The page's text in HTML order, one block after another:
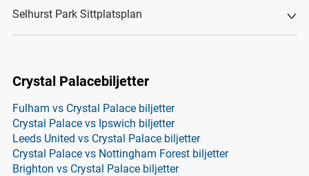
Selhurst Park Sittplatsplan
Crystal Palacebiljetter
Fulham vs Crystal Palace biljetter
Crystal Palace vs Ipswich biljetter
Leeds United vs Crystal Palace biljetter
Crystal Palace vs Nottingham Forest biljetter
Brighton vs Crystal Palace biljetter